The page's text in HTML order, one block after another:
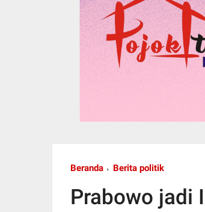
Beranda Berita politik
Prabowo jadi